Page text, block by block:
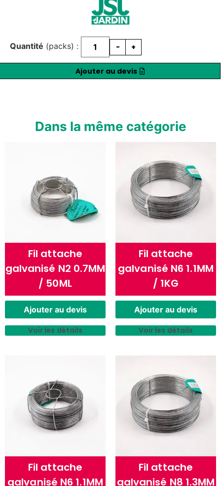
Quantité (packs) : - +
Ajouter au devis
Dans la même catégorie
Fil attache
galvanisé N2 0.7MM
/ 50ML
Ajouter au devis
Voir les détails
Fil attache
galvanisé N6 1.1MM
/ 1KG
Ajouter au devis
Voir les détails
Fil attache
galvanisé N6 1.1MM
Fil attache
galvanisé N8 1.3MM